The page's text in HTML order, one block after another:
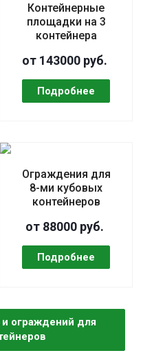
Контейнерные
площадки на 3
контейнера
от 143000 руб.
Ограждения для
8-ми кубовых
контейнеров
от 88000 руб.
ограждений для